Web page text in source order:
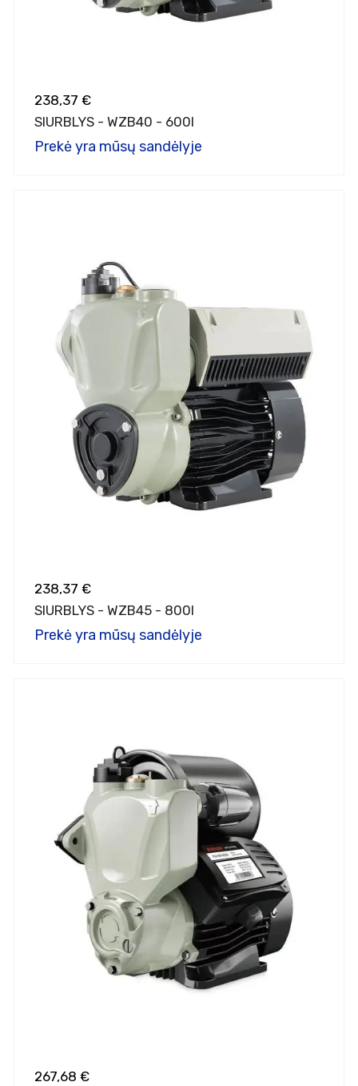
238,37 €
SIURBLYS - WZB40 - 600I
Prekė yra mūsų sandėlyje
238,37 €
SIURBLYS - WZB45 - 800I
Prekė yra mūsų sandėlyje
267,68 €